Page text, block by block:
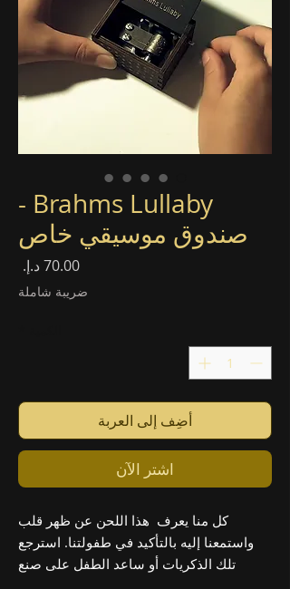
Brahms Lullaby -
صندوق موسيقي خاص
ضريبة شاملة
أضِف إلى العربة
اشترِ الآن
كل منا يعرف هذا اللحن عن ظهر قلب
واستمعنا إليه بالتأكيد في طفولتنا. استرجع
تلك الذكريات أو ساعد الطفل على صنع